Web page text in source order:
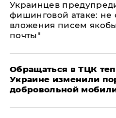
Украинцев
фишинговой атаке: не
вложения писем
почты"
Обращаться в ТЦК
Украине изменили
добровольной